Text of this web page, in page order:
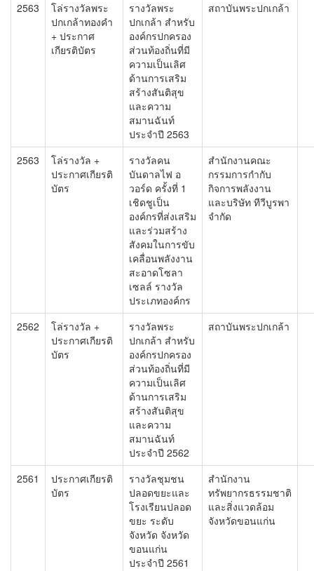
2563
โล่รางวัลพระ
ปกเกล้าทองคำ
+ ประกาศ
เกียรติบัตร
รางวัลพระ
ปกเกล้า สำหรับ
องค์กรปกครอง
ส่วนท้องถิ่นที่มี
ความเป็นเลิศ
ด้านการเสริม
สร้างสันติสุข
และความ
สมานฉันท์
ประจำปี 2563
สถาบันพระปกเกล้า
2563
โล่รางวัล +
ประกาศเกียรติ
บัตร
รางวัลคน
บันดาลไฟ อ
วอร์ด ครั้งที่ 1
เชิดชูเป็น
องค์กรที่ส่งเสริม
และร่วมสร้าง
สังคมในการขับ
เคลื่อนพลังงาน
สะอาดโซลา
เซลล์ รางวัล
ประเภทองค์กร
สำนักงานคณะ
กรรมการกำกับ
กิจการพลังงาน
และบริษัท ทีวีบูรพา
จำกัด
2562
โล่รางวัล +
ประกาศเกียรติ
บัตร
รางวัลพระ
ปกเกล้า สำหรับ
องค์กรปกครอง
ส่วนท้องถิ่นที่มี
ความเป็นเลิศ
ด้านการเสริม
สร้างสันติสุข
และความ
สมานฉันท์
ประจำปี 2562
สถาบันพระปกเกล้า
2561
ประกาศเกียรติ
บัตร
รางวัลชุมชน
ปลอดขยะและ
โรงเรียนปลอด
ขยะ ระดับ
จังหวัด จังหวัด
ขอนแก่น
ประจำปี 2561
สำนักงาน
ทรัพยากรธรรมชาติ
และสิ่งแวดล้อม
จังหวัดขอนแก่น